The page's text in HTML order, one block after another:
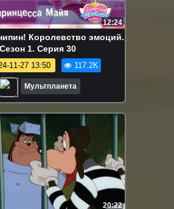
12:24
Королевство эмоций.
Сезон 1. Серия 30
11-27 13:50 117.2K
Мультпланета
20:22